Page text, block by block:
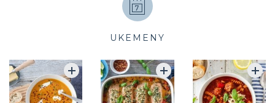
UKEMENY